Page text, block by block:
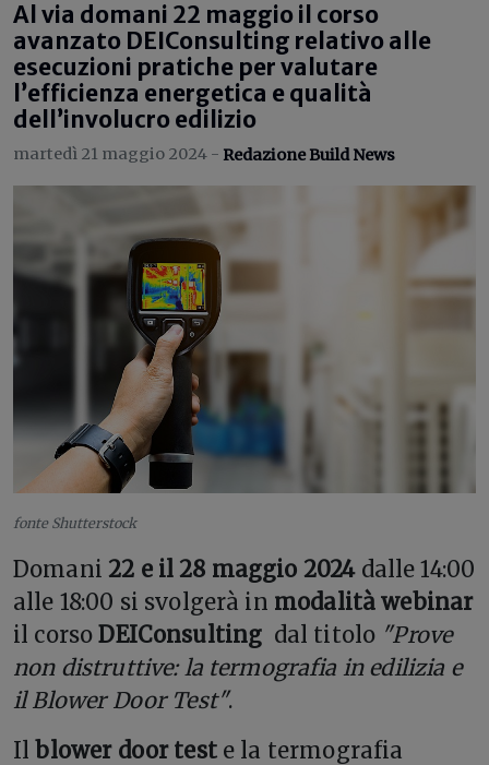
Al via domani 22 maggio il corso
avanzato DEIConsulting relativo alle
esecuzioni pratiche per valutare
l’efficienza energetica e qualità
dell’involucro edilizio
martedì 21 maggio 2024 - Redazione Build News
fonte Shutterstock
Domani 22 e il 28 maggio 2024dalle 14:00
alle 18:00 si svolgerà in modalità webinar
il corsoDEIConsulting dal titolo "Prove
non distruttive: la termografia in edilizia e
il Blower Door Test".
Ilblower door teste la termografia